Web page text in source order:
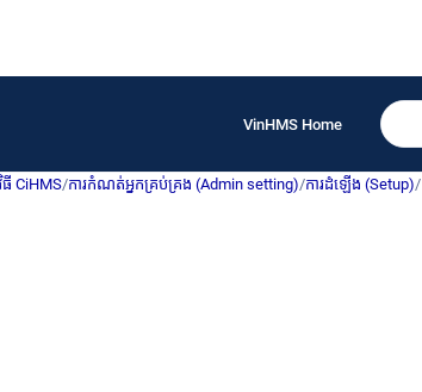
VinHMS Home
ធី CiHMS/ការកំណត់អ្នកគ្រប់គ្រង (Admin setting)/ការដំឡើង (Setup)/